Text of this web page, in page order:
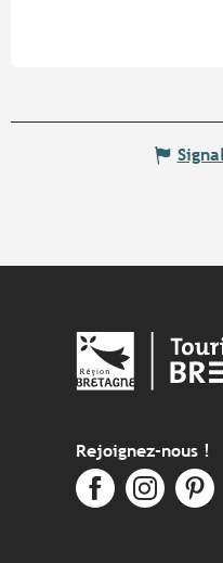
Rejoignez-nous !